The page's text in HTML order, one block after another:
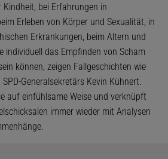
Kindheit, bei Erfahrungen in
Erleben von Körper und Sexualität, in
Erkrankungen, beim Altern und
individuell das Empfinden von Scham
können, zeigen Fallgeschichten wie
Generalsekretärs Kevin Kühnert.
auf einfühlsame Weise und verknüpft
immer wieder mit Analysen